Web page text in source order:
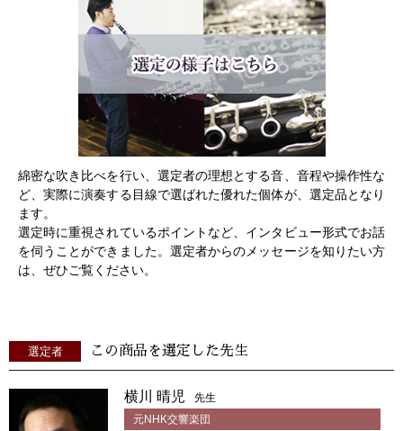
綿密な吹き比べを行い、選定者の理想とする音、音程や操作性な
ど、実際に演奏する目線で選ばれた優れた個体が、選定品となり
ます。
選定時に重視されているポイントなど、インタビュー形式でお話
を伺うことができました。選定者からのメッセージを知りたい方
は、ぜひご覧ください。
選定者 この商品を選定した先生
横川 晴児
先生
元NHK交響楽団